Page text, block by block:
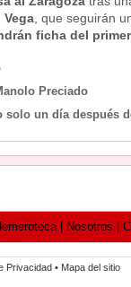
, que seguirán
ficha del
Preciado
solo un día después
| Nosotros
Privacidad • Mapa del sitio